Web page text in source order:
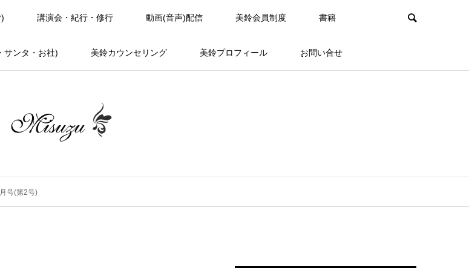
講演会・紀行・修行 動画(音声)配信 美鈴会員制度 書籍
サンタ・お社) 美鈴カウンセリング 美鈴プロフィール お問い合せ
号(第2号)